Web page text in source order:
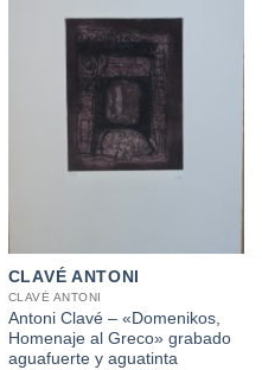
CLAVÉ ANTONI
CLAVÉ ANTONI
Antoni Clavé – «Domenikos,
Homenaje al Greco» grabado
aguafuerte y aguatinta